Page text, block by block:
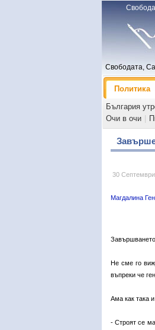
Свободата,
Политика
България
Очи в очи
30
Магдалина
Завършването
Не сме го
въпреки че
Ама как така
- Строят се